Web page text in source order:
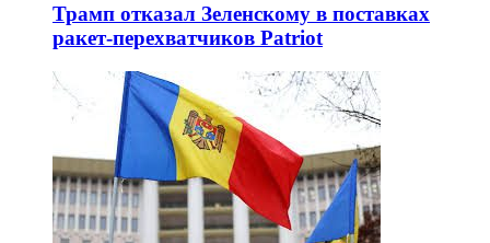
Трамп отказал Зеленскому в поставках
ракет-перехватчиков Patriot